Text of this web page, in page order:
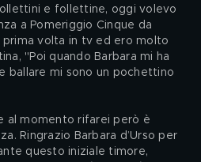
e follettine, oggi volevo
a Pomeriggio Cinque da
prima volta in tv ed ero molto
"Poi quando Barbara mi ha
ballare mi sono un pochettino
Ringrazio Barbara d’Urso per
questo iniziale timore,